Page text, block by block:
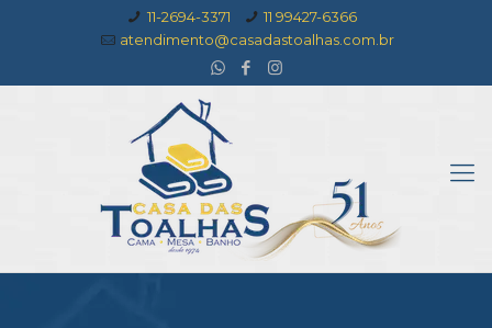
11-2694-3371
11 99427-6366
atendimento@casadastoalhas.com.br